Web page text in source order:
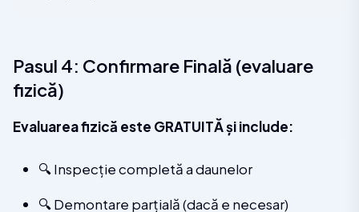
Pasul 4: Confirmare Finală (evaluare
fizică)
Evaluarea fizică este GRATUITĂ și include:
🔍 Inspecție completă a daunelor
🔍 Demontare parțială (dacă e necesar)